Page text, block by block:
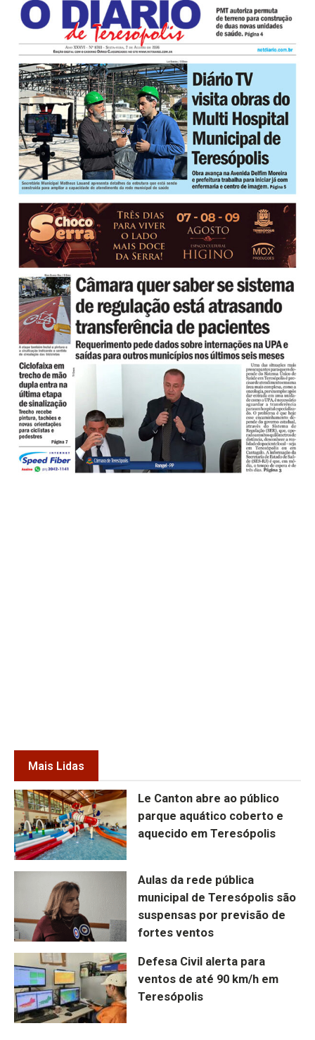
Mais Lidas
Le Canton abre ao público
parque aquático coberto e
aquecido em Teresópolis
Aulas da rede pública
municipal de Teresópolis são
suspensas por previsão de
fortes ventos
Defesa Civil alerta para
ventos de até 90 km/h em
Teresópolis